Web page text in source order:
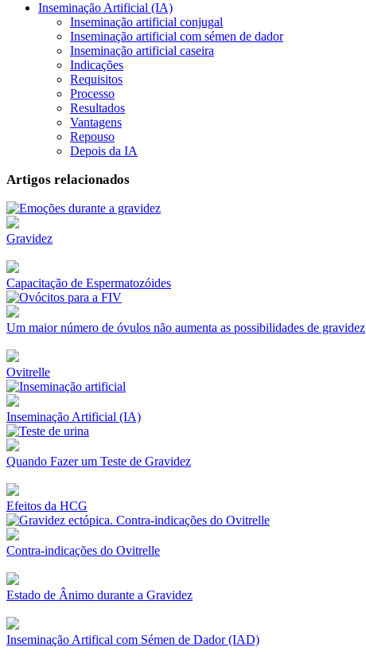
Inseminação Artificial (IA)
Inseminação artificial conjugal
Inseminação artificial com sémen de dador
Inseminação artificial caseira
Indicações
Requisitos
Processo
Resultados
Vantagens
Repouso
Depois da IA
Artigos relacionados
Gravidez
Capacitação de Espermatozóides
Um maior número de óvulos não aumenta as possibilidades de gravidez
Ovitrelle
Inseminação Artificial (IA)
Quando Fazer um Teste de Gravidez
Efeitos da HCG
Contra-indicações do Ovitrelle
Estado de Ânimo durante a Gravidez
Inseminação Artifical com Sémen de Dador (IAD)